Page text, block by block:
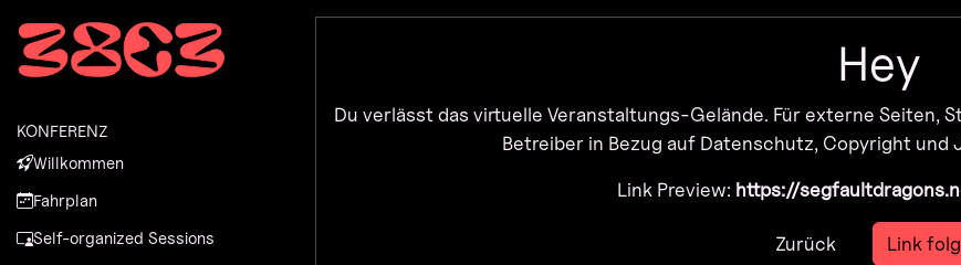
Zum Inhalt
Zum Footer
KONFERENZ
Willkommen
Fahrplan
Self-organized Sessions
Hey
Du verlässt das virtuelle Veranstaltungs-Gelände. Für externe Seiten,
Betreiber in Bezug auf Datenschutz, Copyright
Link Preview: https://
Zurück Link